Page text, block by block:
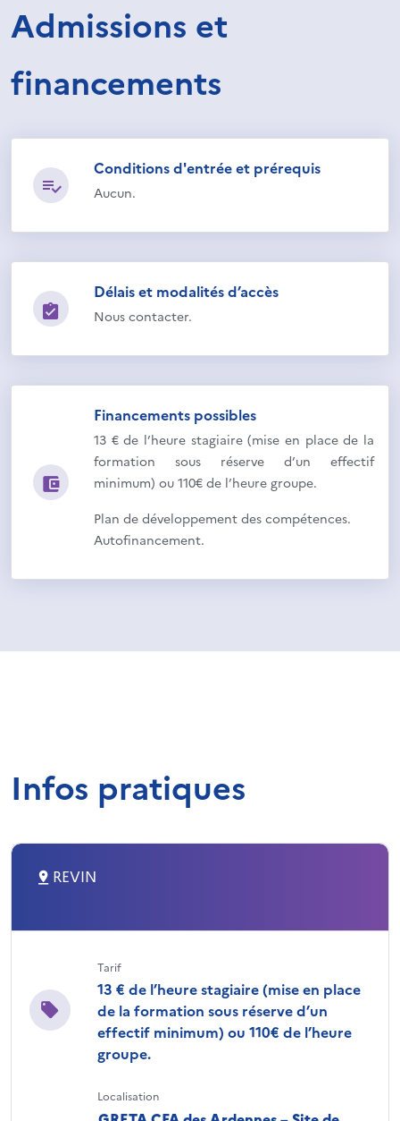
Admissions et
financements
Conditions d'entrée et prérequis
Aucun.
Délais et modalités d’accès
Nous contacter.
Financements possibles
13 € de l’heure stagiaire (mise en place de la
formation sous réserve d’un effectif
minimum) ou 110€ de l’heure groupe.
Plan de développement des compétences.
Autofinancement.
Infos pratiques
REVIN
Tarif
13 € de l’heure stagiaire (mise en place
de la formation sous réserve d’un
effectif minimum) ou 110€ de l’heure
groupe.
Localisation